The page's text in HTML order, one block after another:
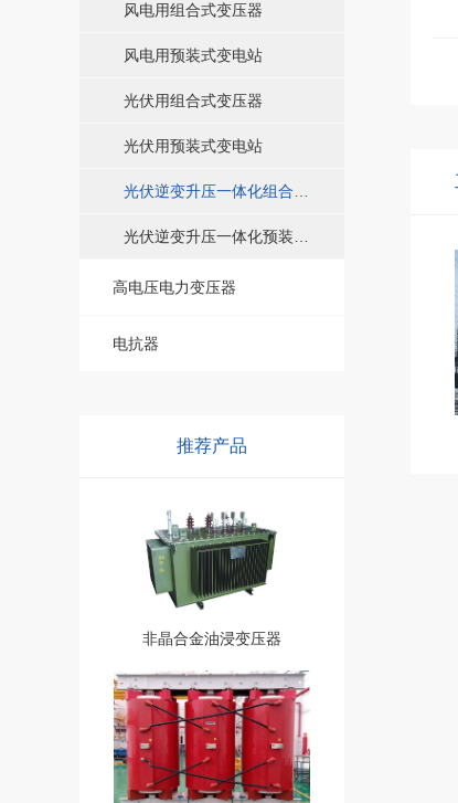
风电用组合式变压器
风电用预装式变电站
光伏用组合式变压器
光伏用预装式变电站
高电压电力变压器
电抗器
推荐产品
非晶合金油浸变压器